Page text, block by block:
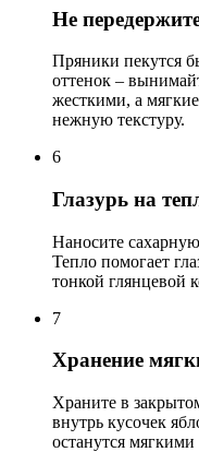
Не
Пряники пекутся
оттенок –
жесткими, а
нежную текстуру.
6
Глазурь на
Наносите
Тепло помогает
тонкой глянцевой
7
Хранение
Храните в
внутрь кусочек
останутся мягкими